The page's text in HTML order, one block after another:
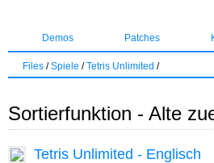
Demos Patches
Files /Spiele /Tetris Unlimited /
Sortierfunktion - Alte
Tetris Unlimited - Englisch